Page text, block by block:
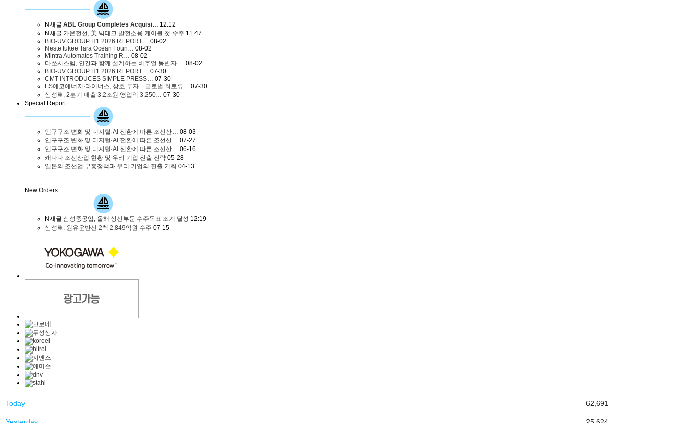
N새글 ABL Group Completes Acquisi… 12:12
N새글 가온전선, 美 빅테크 발전소용 케이블 첫 수주 11:47
BIO-UV GROUP H1 2026 REPORT… 08-02
Neste tukee Tara Ocean Foun… 08-02
Mintra Automates Training R… 08-02
다쏘시스템, 인간과 함께 설계하는 버추얼 동반자 … 08-02
BIO-UV GROUP H1 2026 REPORT… 07-30
CMT INTRODUCES SIMPLE PRESS… 07-30
LS에코에너지·라이너스, 상호 투자…글로벌 희토류… 07-30
삼성重, 2분기 매출 3.2조원∙영업익 3,250… 07-30
Special Report
인구구조 변화 및 디지털·AI 전환에 따른 조선산… 08-03
인구구조 변화 및 디지털·AI 전환에 따른 조선산… 07-27
인구구조 변화 및 디지털·AI 전환에 따른 조선산… 06-16
캐나다 조선산업 현황 및 우리 기업 진출 전략 05-28
일본의 조선업 부흥정책과 우리 기업의 진출 기회 04-13
New Orders
N새글 삼성중공업, 올해 상선부문 수주목표 조기 달성 12:19
삼성重, 원유운반선 2척 2,849억원 수주 07-15
Today 62,691